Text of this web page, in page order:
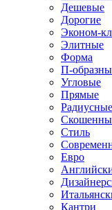
Дешевые
Дорогие
Эконом-
Элитные
Форма
П-
Угловые
Прямые
Радиусные
Стиль
Евро
Кантри